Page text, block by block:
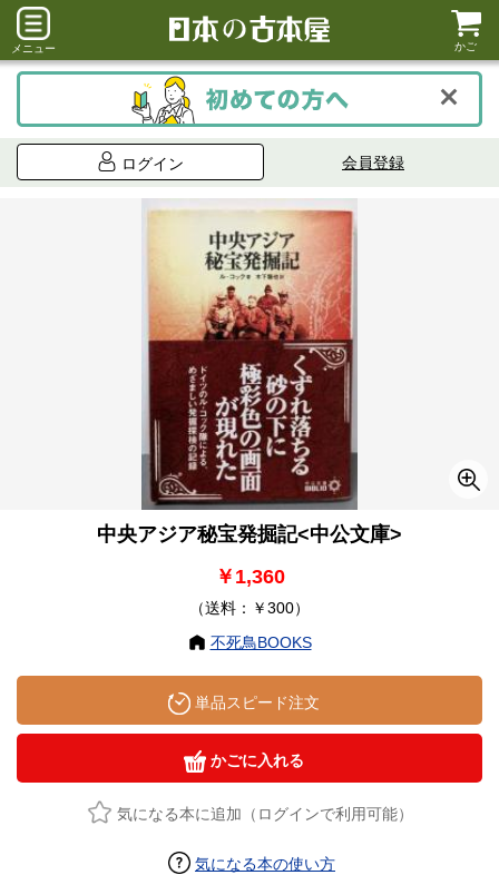
メニュー かご
ログイン 会員登録
中央アジア秘宝発掘記<中公文庫>
￥1,360
（送料：￥300）
不死鳥BOOKS
単品スピード注文
かごに入れる
気になる本に追加（ログインで利用可能）
気になる本の使い方